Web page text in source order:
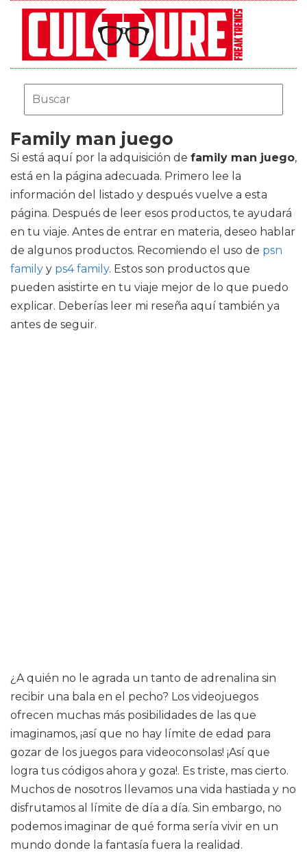
Family man juego
Si está aquí por la adquisición de family man juego,
está en la página adecuada. Primero lee la
información del listado y después vuelve a esta
página. Después de leer esos productos, te ayudará
en tu viaje. Antes de entrar en materia, deseo hablar
de algunos productos. Recomiendo el uso de psn
family y ps4 family. Estos son productos que
pueden asistirte en tu viaje mejor de lo que puedo
explicar. Deberías leer mi reseña aquí también ya
antes de seguir.
¿A quién no le agrada un tanto de adrenalina sin
recibir una bala en el pecho? Los videojuegos
ofrecen muchas más posibilidades de las que
imaginamos, ¡así que no hay límite de edad para
gozar de los juegos para videoconsolas! ¡Así que
logra tus códigos ahora y goza!. Es triste, mas cierto.
Muchos de nosotros llevamos una vida hastiada y no
disfrutamos al límite de día a día. Sin embargo, no
podemos imaginar de qué forma sería vivir en un
mundo donde la fantasía fuera la realidad.